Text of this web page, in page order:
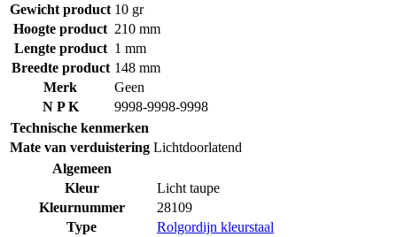
Gewicht product 10 gr
Hoogte product 210 mm
Lengte product 1 mm
Breedte product 148 mm
Merk
Geen
N P K
9998-9998-9998
Technische kenmerken
Mate van verduistering Lichtdoorlatend
Algemeen
Kleur
Licht taupe
Kleurnummer
28109
Type
Rolgordijn kleurstaal